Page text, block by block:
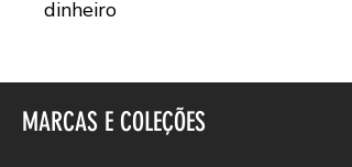
dinheiro
MARCAS E COLEÇÕES